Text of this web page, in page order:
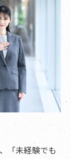
「未経験でも